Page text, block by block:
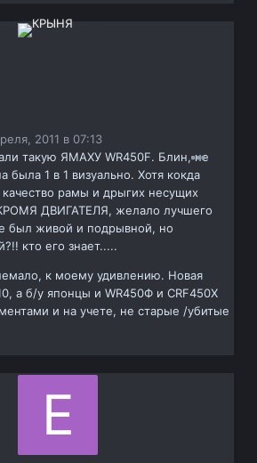
2011 в 07:13
такую ЯМАХУ WR450F. Блин, не
была 1 в 1 визуально. Хотя кокда
качество рамы и дрыгих несущих
ДВИГАТЕЛЯ, желало лучшего
был живой и подрывной, но
кто его знает.....
к моему удивлению. Новая
а б/у японцы и WR450Ф и CRF450Х
и на учете, не старые /убитые